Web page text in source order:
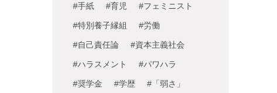
#手紙 #育児 #フェミニスト
#特別養子縁組 #労働
#自己責任論 #資本主義社会
#ハラスメント #パワハラ
#奨学金 #学歴 #「弱さ」